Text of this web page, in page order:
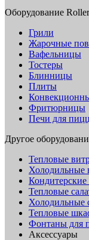
Оборудование
Грили
Жарочные
Вафельницы
Тостеры
Блинницы
Плиты
Фритюрницы
Печи для
Другое
Тепловые
Холодильные
Тепловые
Холодильные
Тепловые
Фонтаны для
Аксессуары